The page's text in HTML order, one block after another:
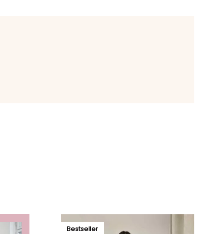
Bestseller